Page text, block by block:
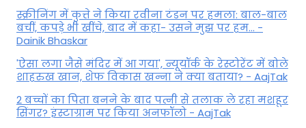
स्क्रीनिंग में कुत्ते ने किया रवीना टंडन पर हमला: बाल-बाल
बचीं, कपड़े भी खींचे, बाद में कहा- उसने मुझ पर हम... -
Dainik Bhaskar
'ऐसा लगा जैसे मंदिर में आ गया', न्यूयॉर्क के रेस्टोरेंट में बोले
शाहरुख खान, शेफ विकास खन्ना ने क्या बताया? - AajTak
2 बच्चों का पिता बनने के बाद पत्नी से तलाक ले रहा मशहूर
सिंगर? इंस्टाग्राम पर किया अनफॉलो - AajTak